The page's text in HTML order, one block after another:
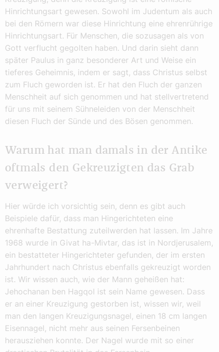
Hinrichtungsart gewesen. Sowohl im Judentum als auch
bei den Römern war diese Hinrichtung eine ehrenrührige
Hinrichtungsart. Für Menschen, die sozusagen als von
Gott verflucht gegolten haben. Und darin sieht dann
später Paulus in ganz besonderer Art und Weise ein
tieferes Geheimnis, indem er sagt, dass Christus selbst
zum Fluch geworden ist. Er hat den Fluch der ganzen
Menschheit auf sich genommen und hat stellvertretend
für uns mit seinem Sühneleiden von der Menschheit
diesen Fluch der Sünde und des Bösen genommen.
Warum hat man damals in der Antike
oftmals den Gekreuzigten das Grab
verweigert?
Hier würde ich vorsichtig sein, denn es gibt auch
Beispiele dafür, dass man Hingerichteten eine
ehrenhafte Bestattung zuteilwerden hat lassen. Im Jahre
1968 wurde in Givat ha-Mivtar, das ist in Nordjerusalem,
ein bestatteter Hingerichteter gefunden, der im ersten
Jahrhundert nach Christus ebenfalls gekreuzigt worden
ist. Wir wissen auch, wie der Mann geheißen hat:
Jehochanan ben Hagqol ist sein Name gewesen. Dass
er an einer Kreuzigung gestorben ist, wissen wir, weil
man den langen Kreuzigungsnagel, einen 18 cm langen
Eisennagel, nicht mehr aus seinen Fersenbeinen
herausziehen konnte. Der Nagel wurde mit so einer